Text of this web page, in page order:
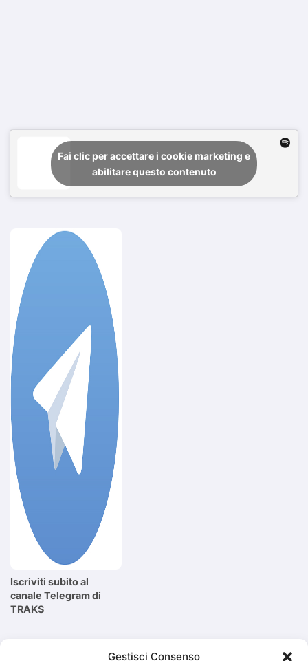
Gestisci Consenso
Fai clic per accettare i cookie marketing e
abilitare questo contenuto
Iscriviti subito al
canale Telegram di
TRAKS